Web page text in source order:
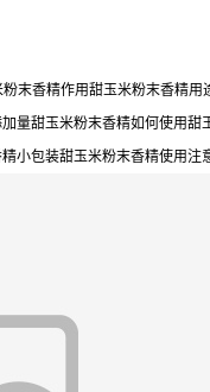
末香精作用甜玉米粉末香精
量甜玉米粉末香精如何使用
小包装甜玉米粉末香精使用注